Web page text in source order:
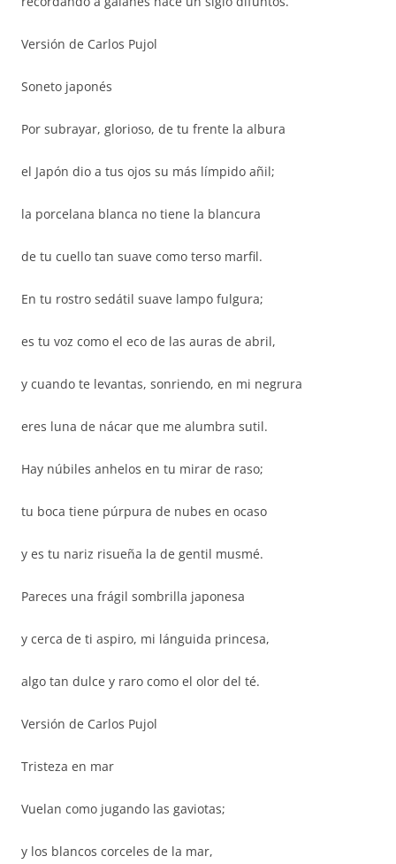
Versión de Carlos Pujol
Soneto japonés
Por subrayar, glorioso, de tu frente la albura
el Japón dio a tus ojos su más límpido añil;
la porcelana blanca no tiene la blancura
de tu cuello tan suave como terso marfil.
En tu rostro sedátil suave lampo fulgura;
es tu voz como el eco de las auras de abril,
y cuando te levantas, sonriendo, en mi negrura
eres luna de nácar que me alumbra sutil.
Hay núbiles anhelos en tu mirar de raso;
tu boca tiene púrpura de nubes en ocaso
y es tu nariz risueña la de gentil musmé.
Pareces una frágil sombrilla japonesa
y cerca de ti aspiro, mi lánguida princesa,
algo tan dulce y raro como el olor del té.
Versión de Carlos Pujol
Tristeza en mar
Vuelan como jugando las gaviotas;
y los blancos corceles de la mar,